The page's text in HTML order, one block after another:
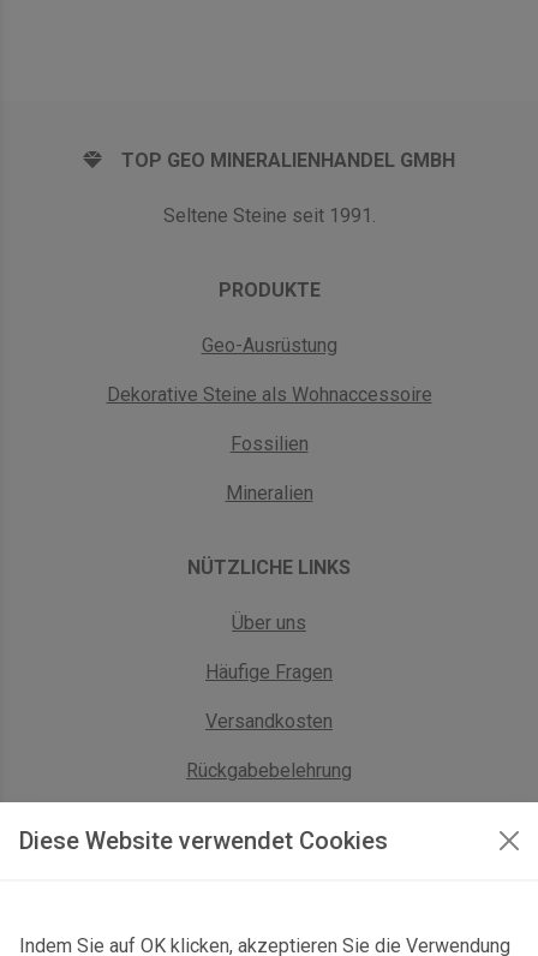
Diese Website verwendet Cookies
Indem Sie auf OK klicken, akzeptieren Sie die Verwendung
TOP GEO MINERALIENHANDEL GMBH
Seltene Steine seit 1991.
PRODUKTE
Geo-Ausrüstung
Dekorative Steine als Wohnaccessoire
Fossilien
Mineralien
NÜTZLICHE LINKS
Über uns
Häufige Fragen
Versandkosten
Rückgabebelehrung
Kontaktformular & Anfahrt